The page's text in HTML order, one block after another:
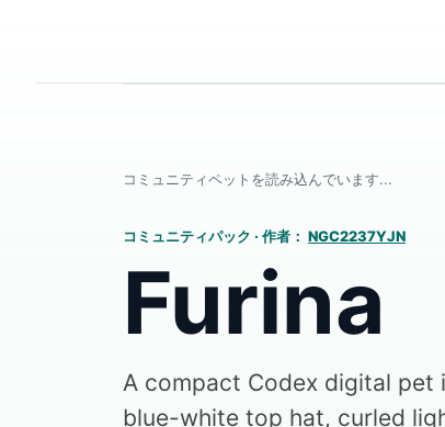
コミュニティペットを読み込んでいます...
コミュニティパック · 作者： NGC2237YJN
Furina
A compact Codex digital pet
blue-white top hat, curled